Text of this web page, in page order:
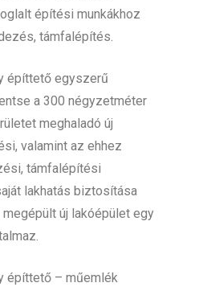
építési munkákhoz
támfalépítés.
építtető egyszerű
a 300 négyzetméter
meghaladó új
valamint az ehhez
támfalépítési
lakhatás biztosítása
új lakóépület egy
építtető – műemlék